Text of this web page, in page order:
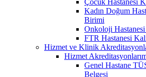
Kadın Doğum
Birimi
Onkoloji
FTR Hastanesi
Hizmet ve Klinik
Hizmet
Genel Hastane
Belgesi